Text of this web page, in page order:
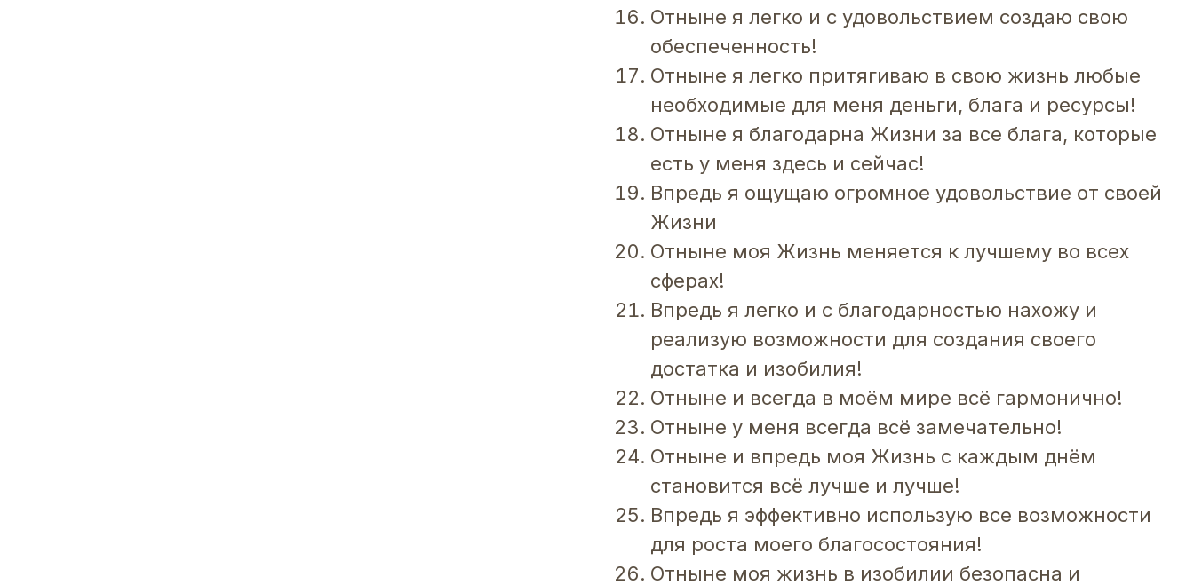
Отныне я легко и с удовольствием создаю свою
обеспеченность!
Отныне я легко притягиваю в свою жизнь любые
необходимые для меня деньги, блага и ресурсы!
Отныне я благодарна Жизни за все блага, которые
есть у меня здесь и сейчас!
Впредь я ощущаю огромное удовольствие от своей
Жизни
Отныне моя Жизнь меняется к лучшему во всех
сферах!
Впредь я легко и с благодарностью нахожу и
реализую возможности для создания своего
достатка и изобилия!
Отныне и всегда в моём мире всё гармонично!
Отныне у меня всегда всё замечательно!
Отныне и впредь моя Жизнь с каждым днём
становится всё лучше и лучше!
Впредь я эффективно использую все возможности
для роста моего благосостояния!
Отныне моя жизнь в изобилии безопасна и